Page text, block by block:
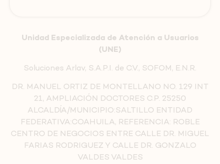
Unidad Especializada de Atención a Usuarios
(UNE)
Soluciones Arlav, S.A.P.I. de C.V., SOFOM, E.N.R.
DR. MANUEL ORTIZ DE MONTELLANO NO. 129 INT
21, AMPLIACIÓN DOCTORES C.P. 25250
ALCALDÍA/MUNICIPIO:SALTILLO ENTIDAD
FEDERATIVA:COAHUILA, REFERENCIA: ROBLE
CENTRO DE NEGOCIOS ENTRE CALLE DR. MIGUEL
FARIAS RODRIGUEZ Y CALLE DR. GONZALO
VALDES VALDES